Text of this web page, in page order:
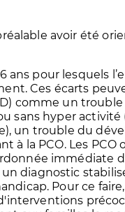
avoir été
ans pour lesquels
Ces écarts
comme un trouble
sans hyper activité
un trouble du
à la PCO. Les
immédiate
diagnostic
Pour ce